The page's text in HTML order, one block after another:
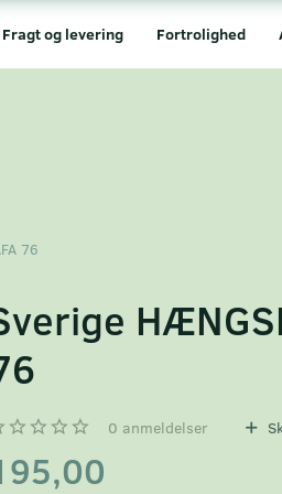
Fortrolighed
Fragt og levering
76
0 anmeldelser